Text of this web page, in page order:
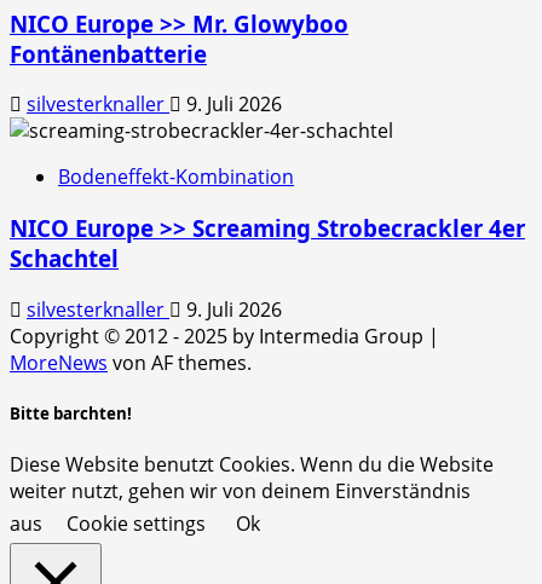
NICO Europe >> Mr. Glowyboo
Fontänenbatterie
silvesterknaller 9. Juli 2026
Bodeneffekt-Kombination
NICO Europe >> Screaming Strobecrackler 4er
Schachtel
silvesterknaller
9. Juli 2026
Copyright © 2012 - 2025 by Intermedia Group |
MoreNews von AF themes.
Bitte barchten!
Diese Website benutzt Cookies. Wenn du die Website
weiter nutzt, gehen wir von deinem Einverständnis
aus
Cookie settings Ok